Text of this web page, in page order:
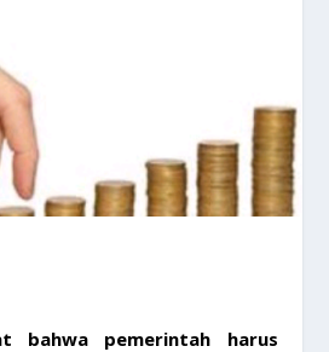
bahwa pemerintah harus